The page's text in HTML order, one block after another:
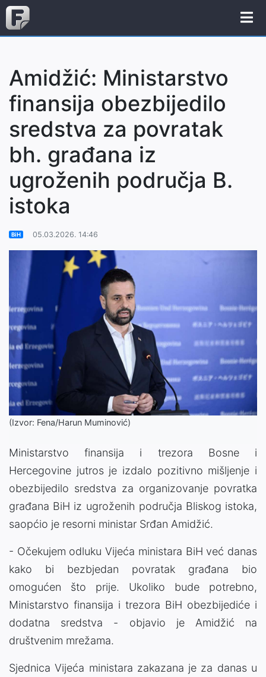
Amidžić: Ministarstvo
finansija obezbijedilo
sredstva za povratak
bh. građana iz
ugroženih područja B.
istoka
BiH 05.03.2026. 14:46
(Izvor: Fena/Harun Muminović)
Ministarstvo finansija i trezora Bosne i
Hercegovine jutros je izdalo pozitivno mišljenje i
obezbijedilo sredstva za organizovanje povratka
građana BiH iz ugroženih područja Bliskog istoka,
saopćio je resorni ministar Srđan Amidžić.
- Očekujem odluku Vijeća ministara BiH već danas
kako bi bezbjedan povratak građana bio
omogućen što prije. Ukoliko bude potrebno,
Ministarstvo finansija i trezora BiH obezbijediće i
dodatna sredstva - objavio je Amidžić na
društvenim mrežama.
Sjednica Vijeća ministara zakazana je za danas u